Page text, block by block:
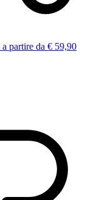
a partire da € 59,90